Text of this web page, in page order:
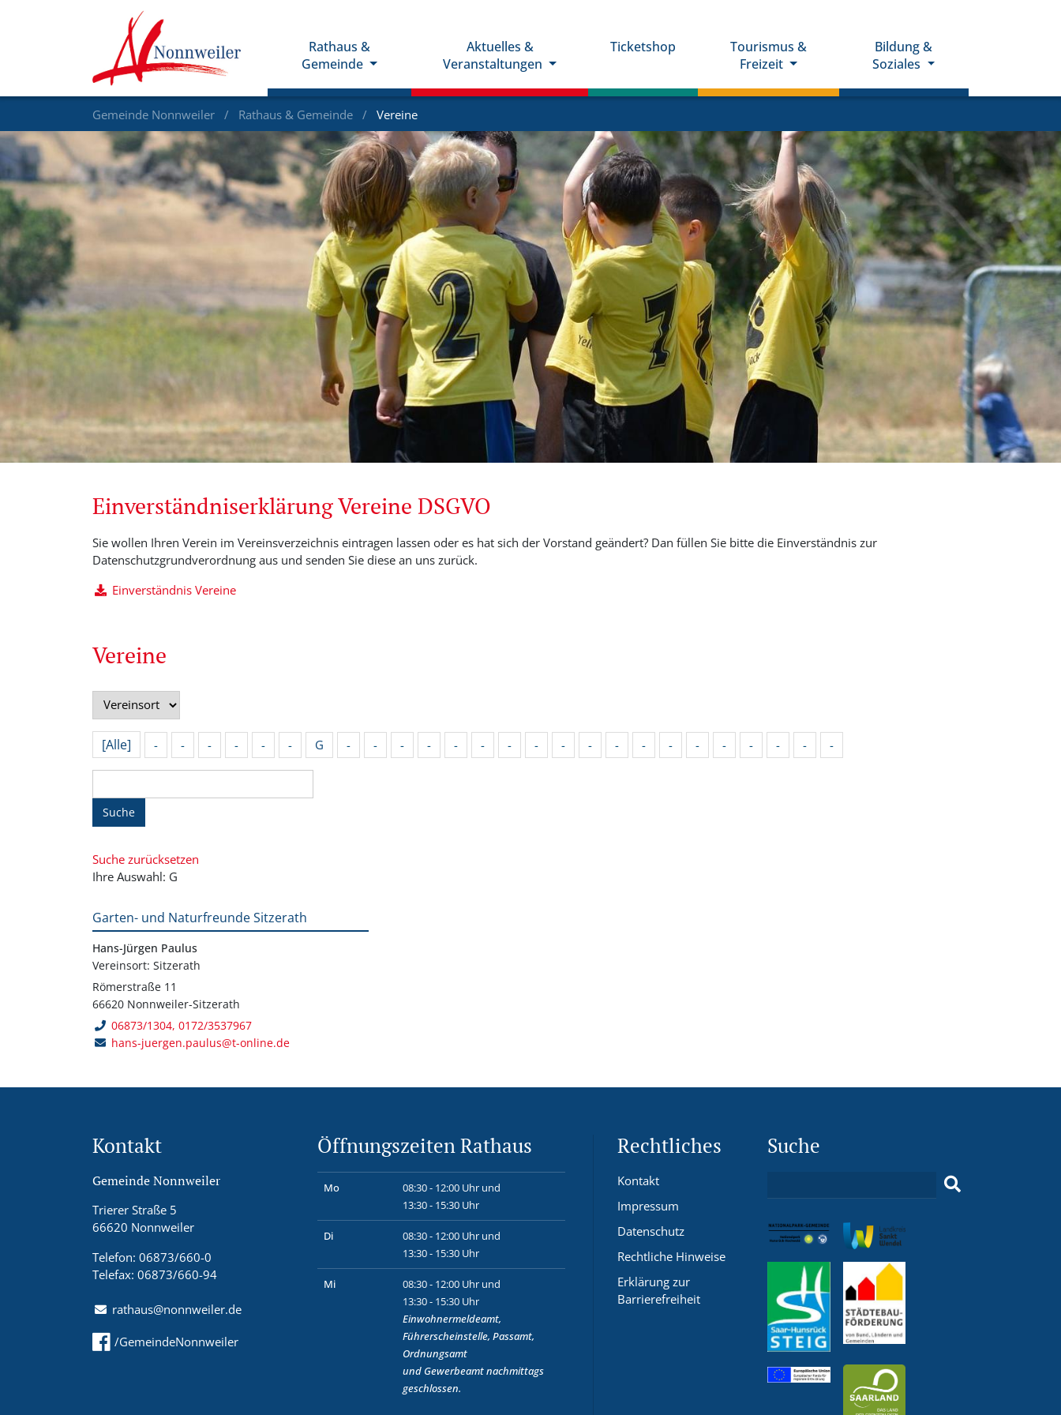
Rathaus &
Gemeinde
Aktuelles &
Veranstaltungen
Ticketshop
Tourismus &
Freizeit
Bildung &
Soziales
Gemeinde Nonnweiler Rathaus & Gemeinde Vereine
Einverständniserklärung Vereine DSGVO
Sie wollen Ihren Verein im Vereinsverzeichnis eintragen lassen oder es hat sich der Vorstand geändert? Dan füllen Sie bitte die Einverständnis zur
Datenschutzgrundverordnung aus und senden Sie diese an uns zurück.
Einverständnis Vereine
Vereine
[Alle] - - - - - - G - - - - - - - - - - - - - - - - - - -
Suche
Suche zurücksetzen
Ihre Auswahl: G
Garten- und Naturfreunde Sitzerath
Hans-Jürgen Paulus
Vereinsort: Sitzerath
Römerstraße 11
66620 Nonnweiler-Sitzerath
06873/1304, 0172/3537967
hans-juergen.paulus@t-online.de
Kontakt
Gemeinde Nonnweiler
Trierer Straße 5
66620 Nonnweiler
Telefon: 06873/660-0
Telefax: 06873/660-94
rathaus@nonnweiler.de
/GemeindeNonnweiler
Öffnungszeiten Rathaus
Mo
08:30 - 12:00 Uhr und
13:30 - 15:30 Uhr
Di
08:30 - 12:00 Uhr und
13:30 - 15:30 Uhr
Mi
08:30 - 12:00 Uhr und
13:30 - 15:30 Uhr
Einwohnermeldeamt,
Führerscheinstelle, Passamt,
Ordnungsamt
und Gewerbeamtnachmittags
geschlossen.
Rechtliches
Kontakt
Impressum
Datenschutz
Rechtliche Hinweise
Erklärung zur
Barrierefreiheit
Suche